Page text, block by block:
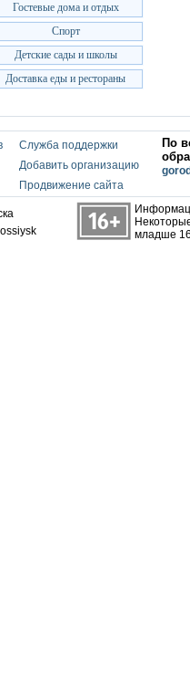
Гостевые дома и отдых
Спорт
Детские сады и школы
Доставка еды и рестораны
Служба поддержки
Добавить организацию
Продвижение сайта
По
младше